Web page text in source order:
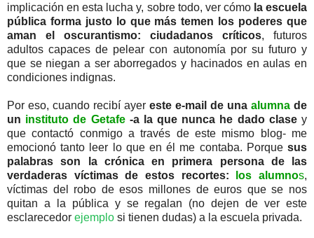
implicación en esta lucha y, sobre todo, ver cómo la escuela
pública forma justo lo que más temen los poderes que
aman el oscurantismo: ciudadanos críticos, futuros
adultos capaces de pelear con autonomía por su futuro y
que se niegan a ser aborregados y hacinados en aulas en
condiciones indignas.
Por eso, cuando recibí ayer este e-mail de una alumna de
un instituto de Getafe-a la que nunca he dado clasey
que contactó conmigo a través de este mismo blog- me
emocionó tanto leer lo que en él me contaba. Porque sus
palabras son la crónica en primera persona de las
verdaderas víctimas de estos recortes:
los alumnos,
víctimas del robo de esos millones de euros que se nos
quitan a la pública y se regalan (no dejen de ver este
esclarecedor ejempl o si tienen dudas) a la escuela privada.